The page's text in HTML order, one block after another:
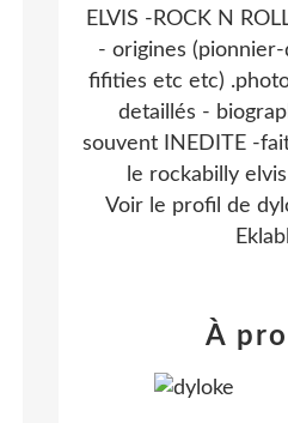
ELVIS -ROCK N
- origines
fifities etc etc)
detaillés -
souvent INEDITE -
le rockabilly
Voir le profil de
À